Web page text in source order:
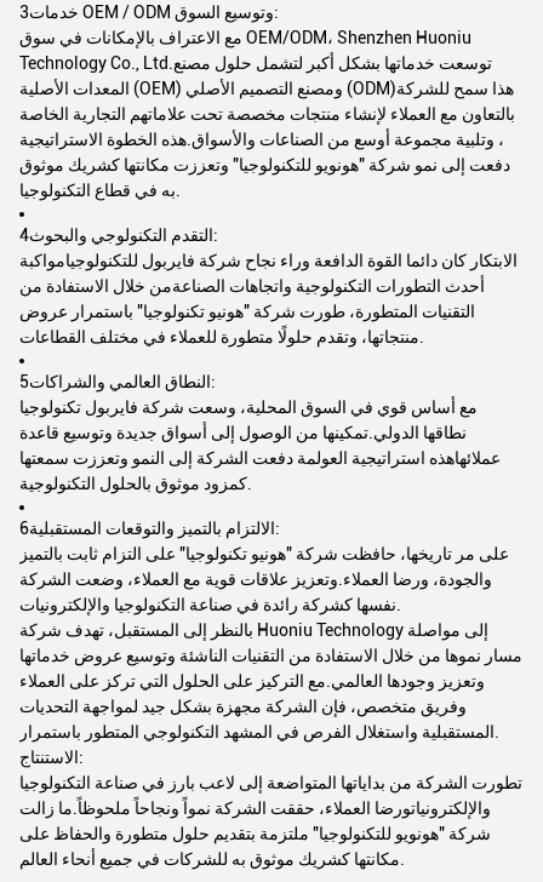
3خدمات OEM / ODM وتوسيع السوق:
مع الاعتراف بالإمكانات في سوق OEM/ODM، Shenzhen Huoniu
Technology Co., Ltd.توسعت خدماتها بشكل أكبر لتشمل حلول مصنع
المعدات الأصلية (OEM) ومصنع التصميم الأصلي (ODM)هذا سمح للشركة
بالتعاون مع العملاء لإنشاء منتجات مخصصة تحت علاماتهم التجارية الخاصة
، وتلبية مجموعة أوسع من الصناعات والأسواق.هذه الخطوة الاستراتيجية
دفعت إلى نمو شركة "هونويو للتكنولوجيا" وتعززت مكانتها كشريك موثوق
به في قطاع التكنولوجيا.
4التقدم التكنولوجي والبحوث:
الابتكار كان دائما القوة الدافعة وراء نجاح شركة فايربول للتكنولوجيامواكبة
أحدث التطورات التكنولوجية واتجاهات الصناعةمن خلال الاستفادة من
التقنيات المتطورة، طورت شركة "هونيو تكنولوجيا" باستمرار عروض
منتجاتها، وتقدم حلولًا متطورة للعملاء في مختلف القطاعات.
5النطاق العالمي والشراكات:
مع أساس قوي في السوق المحلية، وسعت شركة فايربول تكنولوجيا
نطاقها الدولي.تمكينها من الوصول إلى أسواق جديدة وتوسيع قاعدة
عملائهاهذه استراتيجية العولمة دفعت الشركة إلى النمو وتعززت سمعتها
كمزود موثوق بالحلول التكنولوجية.
6الالتزام بالتميز والتوقعات المستقبلية:
على مر تاريخها، حافظت شركة "هونيو تكنولوجيا" على التزام ثابت بالتميز
والجودة، ورضا العملاء.وتعزيز علاقات قوية مع العملاء، وضعت الشركة
نفسها كشركة رائدة في صناعة التكنولوجيا والإلكترونيات.
بالنظر إلى المستقبل، تهدف شركة Huoniu Technology إلى مواصلة
مسار نموها من خلال الاستفادة من التقنيات الناشئة وتوسيع عروض خدماتها
وتعزيز وجودها العالمي.مع التركيز على الحلول التي تركز على العملاء
وفريق متخصص، فإن الشركة مجهزة بشكل جيد لمواجهة التحديات
المستقبلية واستغلال الفرص في المشهد التكنولوجي المتطور باستمرار.
الاستنتاج:
تطورت الشركة من بداياتها المتواضعة إلى لاعب بارز في صناعة التكنولوجيا
والإلكترونياتورضا العملاء، حققت الشركة نمواً ونجاحاً ملحوظاً.ما زالت
شركة "هونويو للتكنولوجيا" ملتزمة بتقديم حلول متطورة والحفاظ على
مكانتها كشريك موثوق به للشركات في جميع أنحاء العالم.